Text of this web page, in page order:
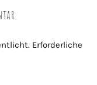
Erforderliche